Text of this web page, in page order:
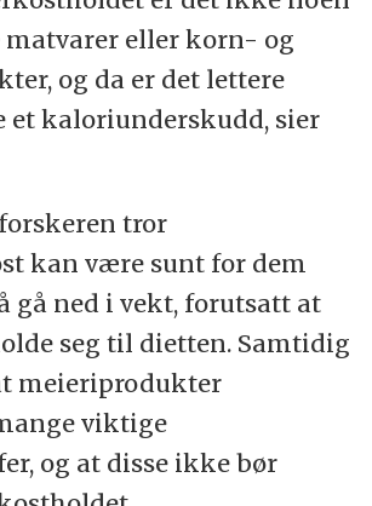
matvarer eller korn- og
og da er det lettere
et kaloriunderskudd, sier
tror
kan være sunt for dem
gå ned i vekt, forutsatt at
seg til dietten. Samtidig
meieriprodukter
viktige
og at disse ikke bør